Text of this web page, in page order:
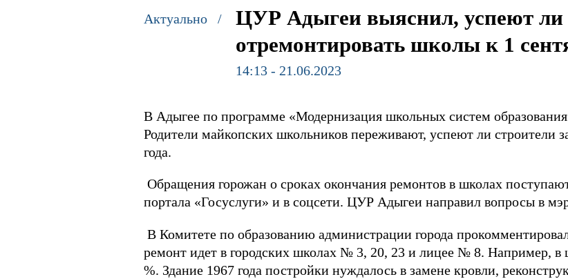
Актуально /
ЦУР Адыгеи выяснил, успеют ли
отремонтировать школы к 1
14:13 - 21.06.2023
В Адыгее по программе «Модернизация школьных систем
Родители майкопских школьников переживают, успеют ли строители
года.
Обращения горожан о сроках окончания ремонтов в школах
портала «Госуслуги» и в соцсети. ЦУР Адыгеи направил вопросы в
В Комитете по образованию администрации города
ремонт идет в городских школах № 3, 20, 23 и лицее № 8. Например,
%. Здание 1967 года постройки нуждалось в замене кровли,